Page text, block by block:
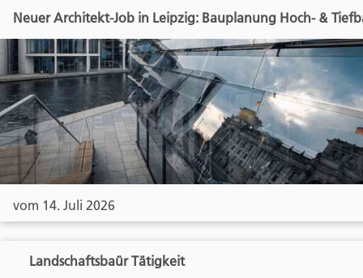
Neuer Architekt-Job in Leipzig: Bauplanung Hoch- &
vom 14. Juli 2026
Landschaftsbaür Tätigkeit